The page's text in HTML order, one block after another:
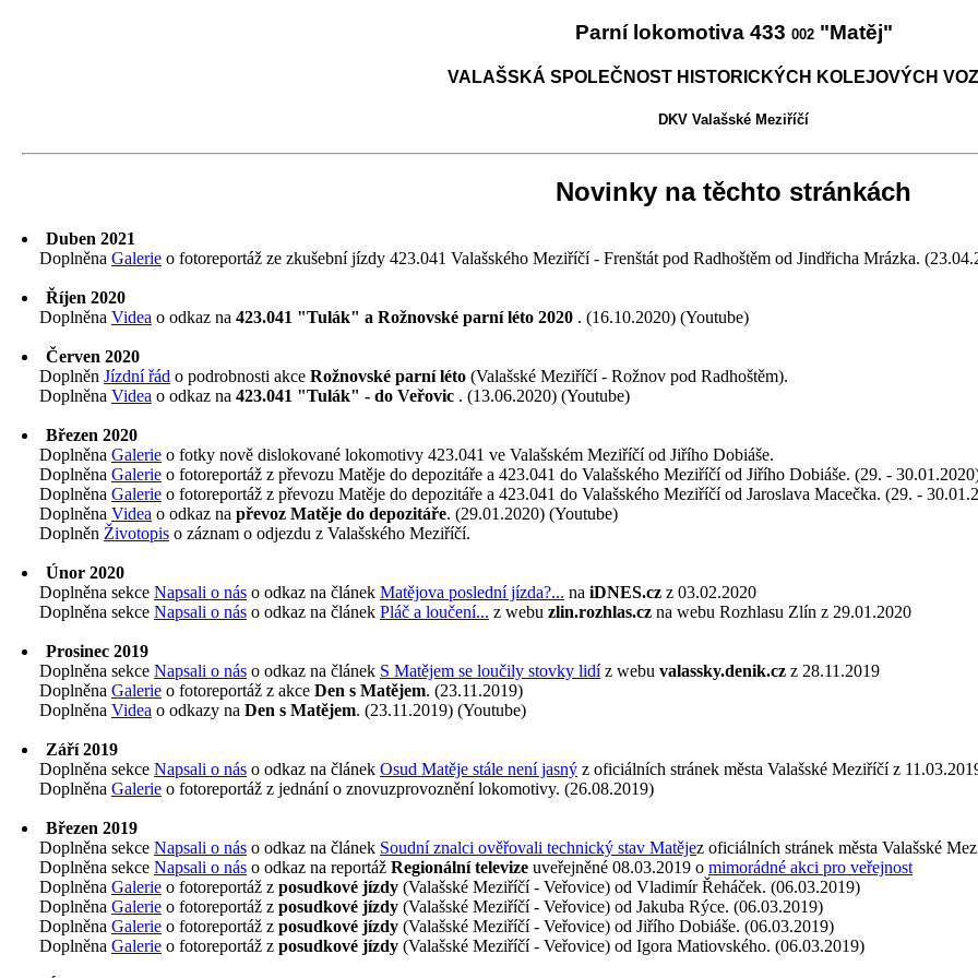
Parní lokomotiva 433 002"Matěj"
VALAŠSKÁ SPOLEČNOST HISTORICKÝCH KOLEJOVÝCH
DKV Valašské Meziříčí
Novinky na těchto stránkách
Duben 2021
Doplněna Galerie o fotoreportáž ze zkušební jízdy 423.041 Valašského Meziříčí - Frenštát pod Radhoštěm od Jindřicha Mrázka.
Říjen 2020
Doplněna Videa o odkaz na 423.041 "Tulák" a Rožnovské parní léto 2020 . (16.10.2020) (Youtube)
Červen 2020
Doplněn Jízdní řád o podrobnosti akce Rožnovské parní léto (Valašské Meziříčí - Rožnov pod Radhoštěm).
Doplněna Videa o odkaz na 423.041 "Tulák" - do Veřovic . (13.06.2020) (Youtube)
Březen 2020
Doplněna Galerie o fotky nově dislokované lokomotivy 423.041 ve Valašském Meziříčí od Jiřího Dobiáše.
Doplněna Galerie o fotoreportáž z převozu Matěje do depozitáře a 423.041 do Valašského Meziříčí od Jiřího Dobiáše. (29. -
Doplněna Galerie o fotoreportáž z převozu Matěje do depozitáře a 423.041 do Valašského Meziříčí od Jaroslava Macečka. (29. -
Doplněna Videa o odkaz na převoz Matěje do depozitáře. (29.01.2020) (Youtube)
Doplněn Životopis o záznam o odjezdu z Valašského Meziříčí.
Únor 2020
Doplněna sekce Napsali o nás o odkaz na článek Matějova poslední jízda?... na iDNES.cz z 03.02.2020
Doplněna sekce Napsali o nás o odkaz na článek Pláč a loučení... z webu zlin.rozhlas.cz na webu Rozhlasu Zlín z 29.01.2020
Prosinec 2019
Doplněna sekce Napsali o nás o odkaz na článek S Matějem se loučily stovky lidíz webu valassky.denik.cz z 28.11.2019
Doplněna Galerie o fotoreportáž z akce Den s Matějem. (23.11.2019)
Doplněna Videa o odkazy na Den s Matějem. (23.11.2019) (Youtube)
Září 2019
Doplněna sekce Napsali o nás o odkaz na článek Osud Matěje stále není jasný z oficiálních stránek města Valašské Meziříčí z
Doplněna Galerie o fotoreportáž z jednání o znovuzprovoznění lokomotivy. (26.08.2019)
Březen 2019
Doplněna sekce Napsali o nás o odkaz na článek Soudní znalci ověřovali technický stav Matějez oficiálních stránek města Valašské
Doplněna sekce Napsali o nás o odkaz na reportáž Regionální televize uveřejněné 08.03.2019 o mimorádné akci pro veřejnost
Doplněna Galerie o fotoreportáž z posudkové jízdy (Valašské Meziříčí - Veřovice) od Vladimír Řeháček. (06.03.2019)
Doplněna Galerie o fotoreportáž z posudkové jízdy (Valašské Meziříčí - Veřovice) od Jakuba Rýce. (06.03.2019)
Doplněna Galerie o fotoreportáž z posudkové jízdy (Valašské Meziříčí - Veřovice) od Jiřího Dobiáše. (06.03.2019)
Doplněna Galerie o fotoreportáž z posudkové jízdy (Valašské Meziříčí - Veřovice) od Igora Matiovského. (06.03.2019)